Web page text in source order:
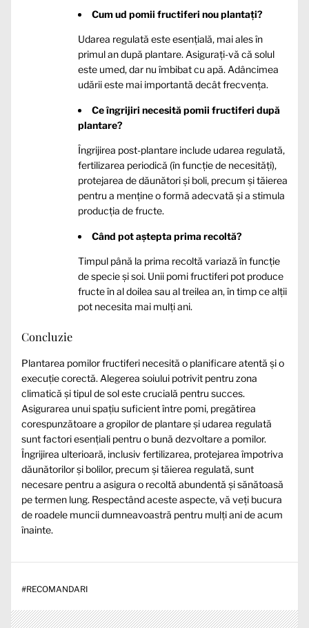
Cum ud pomii fructiferi nou plantați?
Udarea regulată este esențială, mai ales în
primul an după plantare. Asigurați-vă că solul
este umed, dar nu îmbibat cu apă. Adâncimea
udării este mai importantă decât frecvența.
Ce îngrijiri necesită pomii fructiferi după
plantare?
Îngrijirea post-plantare include udarea regulată,
fertilizarea periodică (în funcție de necesități),
protejarea de dăunători și boli, precum și tăierea
pentru a menține o formă adecvată și a stimula
producția de fructe.
Când pot aștepta prima recoltă?
Timpul până la prima recoltă variază în funcție
de specie și soi. Unii pomi fructiferi pot produce
fructe în al doilea sau al treilea an, în timp ce alții
pot necesita mai mulți ani.
Concluzie
Plantarea pomilor fructiferi necesită o planificare atentă și o
execuție corectă. Alegerea soiului potrivit pentru zona
climatică și tipul de sol este crucială pentru succes.
Asigurarea unui spațiu suficient între pomi, pregătirea
corespunzătoare a gropilor de plantare și udarea regulată
sunt factori esențiali pentru o bună dezvoltare a pomilor.
Îngrijirea ulterioară, inclusiv fertilizarea, protejarea împotriva
dăunătorilor și bolilor, precum și tăierea regulată, sunt
necesare pentru a asigura o recoltă abundentă și sănătoasă
pe termen lung. Respectând aceste aspecte, vă veți bucura
de roadele muncii dumneavoastră pentru mulți ani de acum
înainte.
#RECOMANDARI